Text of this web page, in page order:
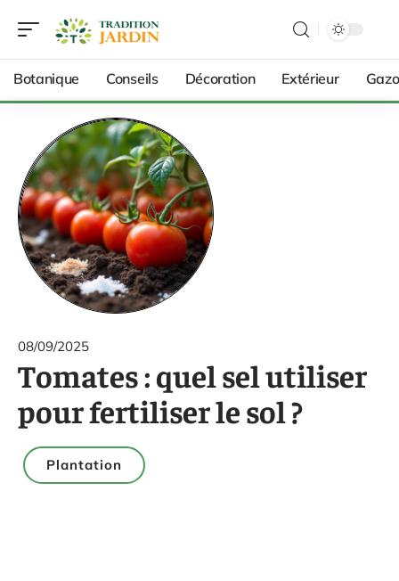
Botanique Conseils Décoration Extérieur
08/09/2025
Tomates : quel sel utiliser
pour fertiliser le sol ?
Plantation